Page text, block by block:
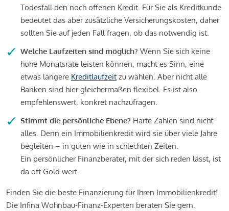
Todesfall den noch offenen Kredit. Für Sie als Kreditkunde
bedeutet das aber zusätzliche Versicherungskosten, daher
sollten Sie auf jeden Fall fragen, ob das notwendig ist.
Welche Laufzeiten sind möglich? Wenn Sie sich keine
hohe Monatsrate leisten können, macht es Sinn, eine
etwas längere Kreditlaufzeit zu wählen. Aber nicht alle
Banken sind hier gleichermaßen flexibel. Es ist also
empfehlenswert, konkret nachzufragen.
Stimmt die persönliche Ebene? Harte Zahlen sind nicht
alles. Denn ein Immobilienkredit wird sie über viele Jahre
begleiten – in guten wie in schlechten Zeiten.
Ein persönlicher Finanzberater, mit der sich reden lässt, ist
da oft Gold wert.
Finden Sie die beste Finanzierung für Ihren Immobilienkredit!
Die Infina Wohnbau-Finanz-Experten beraten Sie gern.